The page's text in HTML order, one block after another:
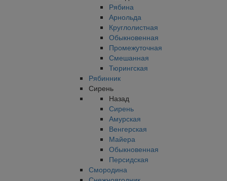
Рябина
Арнольда
Круглолистная
Обыкновенная
Промежуточная
Смешанная
Тюрингская
Рябинник
Сирень
Назад
Сирень
Амурская
Венгерская
Майера
Обыкновенная
Персидская
Смородина